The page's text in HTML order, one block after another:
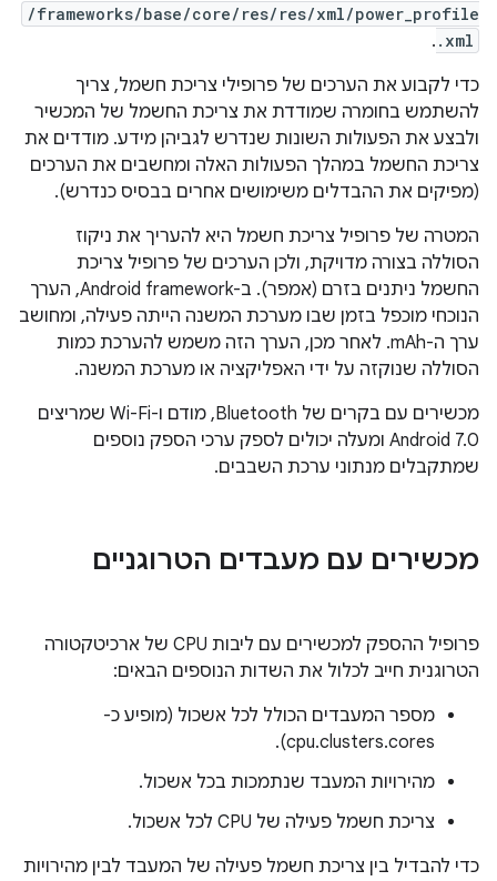
/frameworks/base/core/res/res/xml/power_profile
.xml
.
כדי לקבוע את הערכים של פרופילי צריכת חשמל, צריך
להשתמש בחומרה שמודדת את צריכת החשמל של המכשיר
ולבצע את הפעולות השונות שנדרש לגביהן מידע. מודדים את
צריכת החשמל במהלך הפעולות האלה ומחשבים את הערכים
(מפיקים את ההבדלים משימושים אחרים בבסיס כנדרש).
המטרה של פרופיל צריכת חשמל היא להעריך את ניקוז
הסוללה בצורה מדויקת, ולכן הערכים של פרופיל צריכת
החשמל ניתנים בזרם (אמפר). ב-Android framework, הערך
הנוכחי מוכפל בזמן שבו מערכת המשנה הייתה פעילה, ומחושב
ערך ה-mAh. לאחר מכן, הערך הזה משמש להערכת כמות
הסוללה שנוקזה על ידי האפליקציה או מערכת המשנה.
מכשירים עם בקרים של Bluetooth, מודם ו-Wi-Fi שמריצים
Android 7.0 ומעלה יכולים לספק ערכי הספק נוספים
שמתקבלים מנתוני ערכת השבבים.
מכשירים עם מעבדים הטרוגניים
פרופיל ההספק למכשירים עם ליבות CPU של ארכיטקטורה
הטרוגנית חייב לכלול את השדות הנוספים הבאים:
מספר המעבדים הכולל לכל אשכול (מופיע כ-
cpu.clusters.cores).
מהירויות המעבד שנתמכות בכל אשכול.
צריכת חשמל פעילה של CPU לכל אשכול.
כדי להבדיל בין צריכת חשמל פעילה של המעבד לבין מהירויות